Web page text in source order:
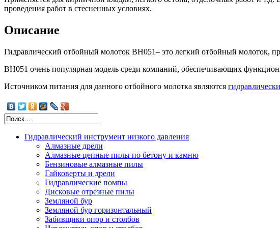
проведения работ в стесненных условиях.
Описание
Гидравлический отбойный молоток BH051– это легкий отбойный молоток,
BH051 очень популярная модель среди компаний, обеспечивающих
Источником питания для данного отбойного молотка являются
Гидравлический инструмент низкого давления
Алмазные дрели
Алмазные цепные пилы по бетону и камню
Бензиновые алмазные пилы
Гайковерты и дрели
Гидравлические помпы
Шламовые помпы
Помпы для воды
Помпы осевые высокопроизводительные
Помпы для добычи песка и дноуглубительных работ
Дисковые отрезные пилы
Земляной бур
Земляной бур горизонтальный
Забивщики опор и столбов